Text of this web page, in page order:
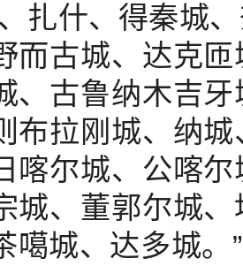
扎什、得秦城
而古城、达克
、古鲁纳木吉
布拉刚城、纳
喀尔城、公喀
城、董郭尔城
噶城、达多城